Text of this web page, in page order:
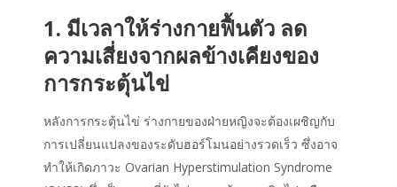
1. มีเวลาให้ร่างกายฟื้นตัว ลด
ความเสี่ยงจากผลข้างเคียงของ
การกระตุ้นไข่
หลังการกระตุ้นไข่ ร่างกายของฝ่ายหญิงจะต้องเผชิญกับ
การเปลี่ยนแปลงของระดับฮอร์โมนอย่างรวดเร็ว ซึ่งอาจ
ทำให้เกิดภาวะ Ovarian Hyperstimulation Syndrome